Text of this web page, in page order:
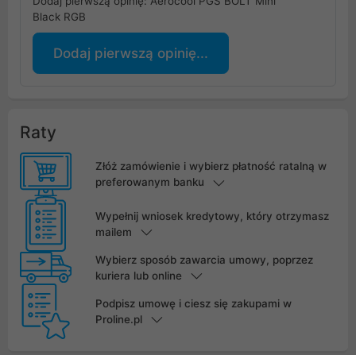
Black RGB
Dodaj pierwszą opinię...
Raty
Złóż zamówienie i wybierz płatność ratalną w
preferowanym banku
Wypełnij wniosek kredytowy, który otrzymasz
mailem
Wybierz sposób zawarcia umowy, poprzez
kuriera lub online
Podpisz umowę i ciesz się zakupami w
Proline.pl